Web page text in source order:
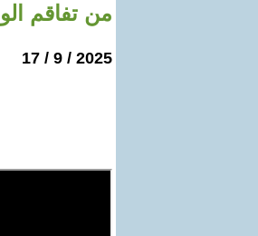
من تفاقم
2025 / 9 / 17